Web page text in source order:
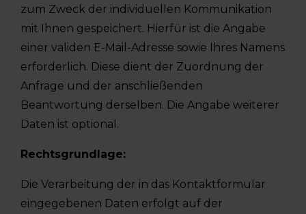
zum Zweck der individuellen Kommunikation
mit Ihnen gespeichert. Hierfür ist die Angabe
einer validen E-Mail-Adresse sowie Ihres Namens
erforderlich. Diese dient der Zuordnung der
Anfrage und der anschließenden
Beantwortung derselben. Die Angabe weiterer
Daten ist optional.
Rechtsgrundlage:
Die Verarbeitung der in das Kontaktformular
eingegebenen Daten erfolgt auf der